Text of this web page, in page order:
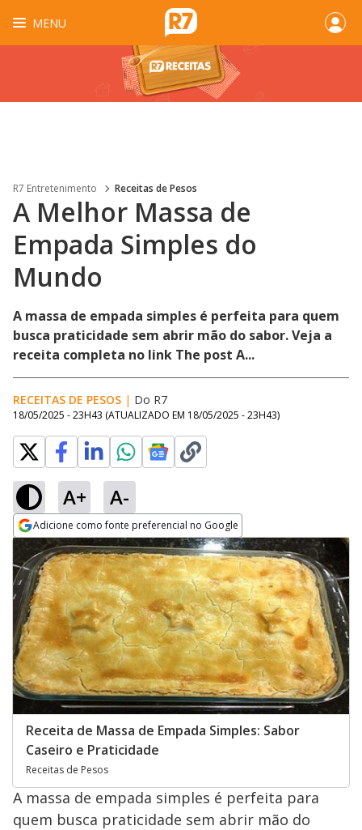
MENU
R7 Entretenimento Receitas de Pesos
A Melhor Massa de
Empada Simples do
Mundo
A massa de empada simples é perfeita para quem
busca praticidade sem abrir mão do sabor. Veja a
receita completa no link The post A...
RECEITAS DE PESOS | Do R7
18/05/2025 - 23H43 (ATUALIZADO EM 18/05/2025 - 23H43)
A+ A-
Adicione como fonte preferencial no Google
Opens in new window
Receita de Massa de Empada Simples: Sabor
Caseiro e Praticidade
Receitas de Pesos
A massa de empada simples é perfeita para
quem busca praticidade sem abrir mão do